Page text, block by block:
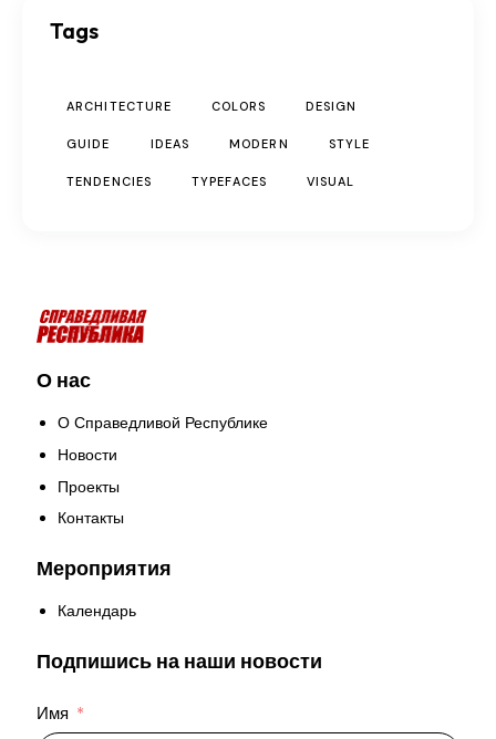
Tags
ARCHITECTURE COLORS DESIGN
GUIDE IDEAS MODERN STYLE
TENDENCIES TYPEFACES VISUAL
О нас
О Справедливой Республике
Новости
Проекты
Контакты
Мероприятия
Календарь
Подпишись на наши новости
Имя